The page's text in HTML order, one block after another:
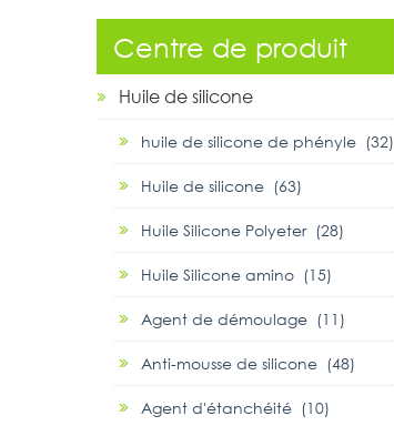
Centre de produit
Huile de silicone
huile de silicone de phényle (32)
Huile de silicone (63)
Huile Silicone Polyeter (28)
Huile Silicone amino (15)
Agent de démoulage (11)
Anti-mousse de silicone (48)
Agent d'étanchéité (10)